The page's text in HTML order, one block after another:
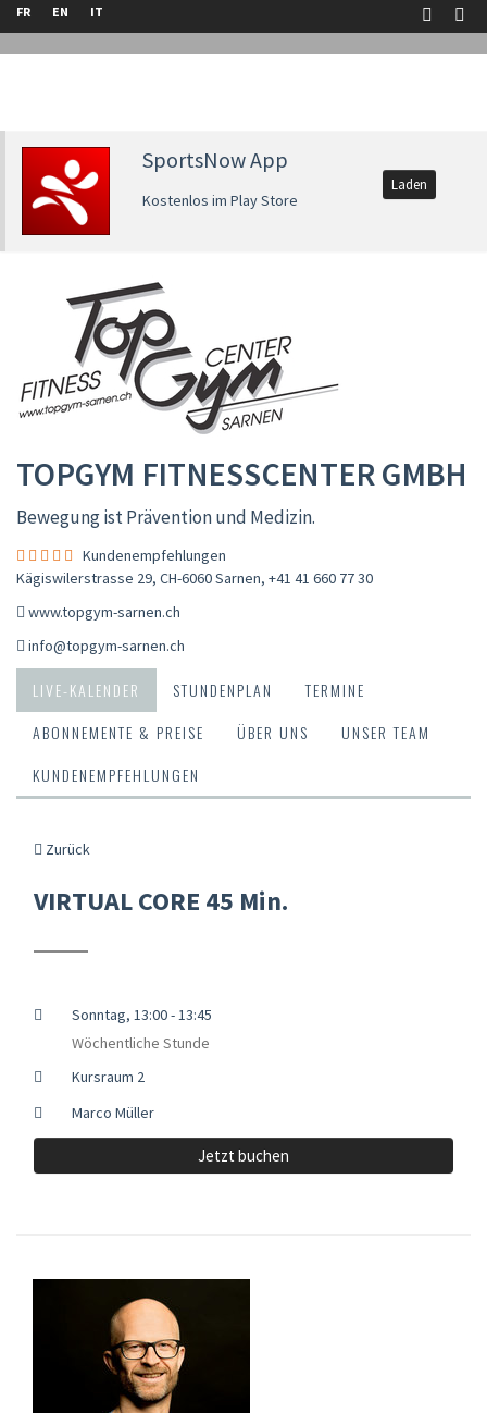
FR EN IT
SportsNow App
Kostenlos im Play Store
Laden
TOPGYM FITNESSCENTER GMBH
Bewegung ist Prävention und Medizin.
Kundenempfehlungen
Kägiswilerstrasse 29, CH-6060 Sarnen, +41 41 660 77 30
www.topgym-sarnen.ch
info@topgym-sarnen.ch
LIVE-KALENDER STUNDENPLAN
TERMINE
ABONNEMENTE & PREISE
ÜBER UNS
UNSER TEAM
KUNDENEMPFEHLUNGEN
Zurück
VIRTUAL CORE 45 Min.
Sonntag, 13:00 - 13:45
Wöchentliche Stunde
Kursraum 2
Marco Müller
Jetzt buchen